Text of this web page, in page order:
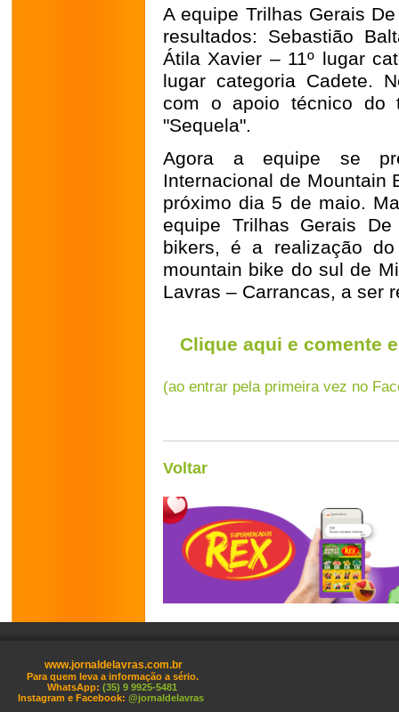
A equipe Trilhas Gerais
resultados: Sebastião
Átila Xavier – 11º lugar
lugar categoria Cadete.
com o apoio técnico do
"Sequela".
Agora a equipe se
Internacional de Mountain
próximo dia 5 de maio.
equipe Trilhas Gerais
bikers, é a realização
mountain bike do sul de
Lavras – Carrancas, a ser
Clique aqui e comente
(ao entrar pela primeira vez no
Voltar
www.jornaldelavras.com.br
Para quem leva a informação a sério.
WhatsApp: (35) 9 9925-5481
Instagram e Facebook: @jornaldelavras